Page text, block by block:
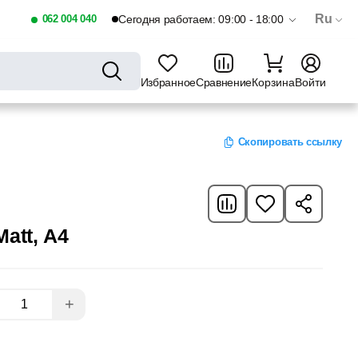
062 004 040 Сегодня работаем: 09:00 - 18:00 Ru
ИзбранноеСравнениеКорзинаВойти
Скопировать ссылку
A4
+